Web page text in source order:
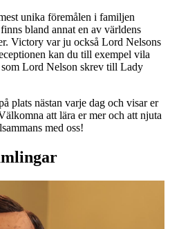
unika föremålen i familjen
bland annat en av världens
Victory var ju också Lord Nelsons
kan du till exempel vila
Lord Nelson skrev till Lady
plats nästan varje dag och visar er
att lära er mer och att njuta
med oss!